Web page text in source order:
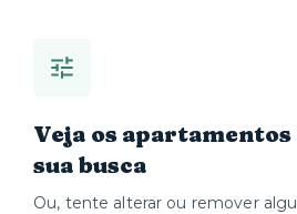
Veja os
sua busca
Ou, tente alterar ou remover